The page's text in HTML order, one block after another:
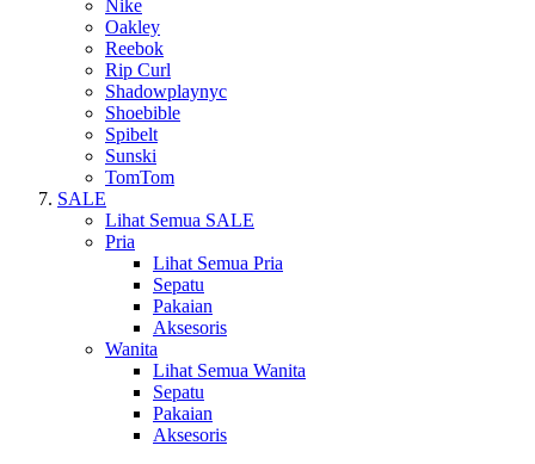
Nike
Oakley
Reebok
Rip Curl
Shadowplaynyc
Shoebible
Spibelt
Sunski
TomTom
SALE
Lihat Semua SALE
Pria
Lihat Semua Pria
Sepatu
Pakaian
Aksesoris
Wanita
Lihat Semua Wanita
Sepatu
Pakaian
Aksesoris